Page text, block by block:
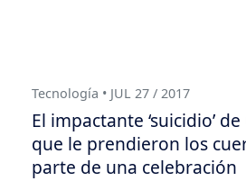
Tecnología • JUL 27 / 2017
El impactante ‘suicidio’
que le prendieron los
parte de una celebración